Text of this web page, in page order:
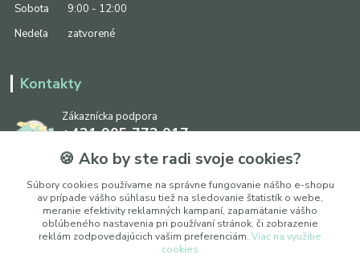
Sobota
9:00 - 12:00
Nedeľa
zatvorené
Kontakty
Zákaznícka podpora
+421 905 773 017
(Po-Pia, 8:30 - 17:00, So: 9:00 - 12:00)
info@ipapier.sk
🍪 Ako by ste radi svoje cookies?
Súbory cookies používame na správne fungovanie nášho e-shopu
av prípade vášho súhlasu tiež na sledovanie štatistík o webe,
meranie efektivity reklamných kampaní, zapamätanie vášho
obľúbeného nastavenia pri používaní stránok, či zobrazenie
reklám zodpovedajúcich vašim preferenciám. Viac na využitie
cookies